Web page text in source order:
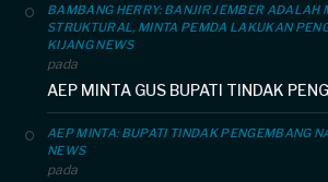
BAMBANG HERRY: BANJIR JEMBER ADALAH
STRUKTURAL, MINTA PEMDA LAKUKAN
KIJANG NEWS
pada
AEP MINTA GUS BUPATI TINDAK
AEP MINTA: BUPATI TINDAK PENGEMBANG
NEWS
pada